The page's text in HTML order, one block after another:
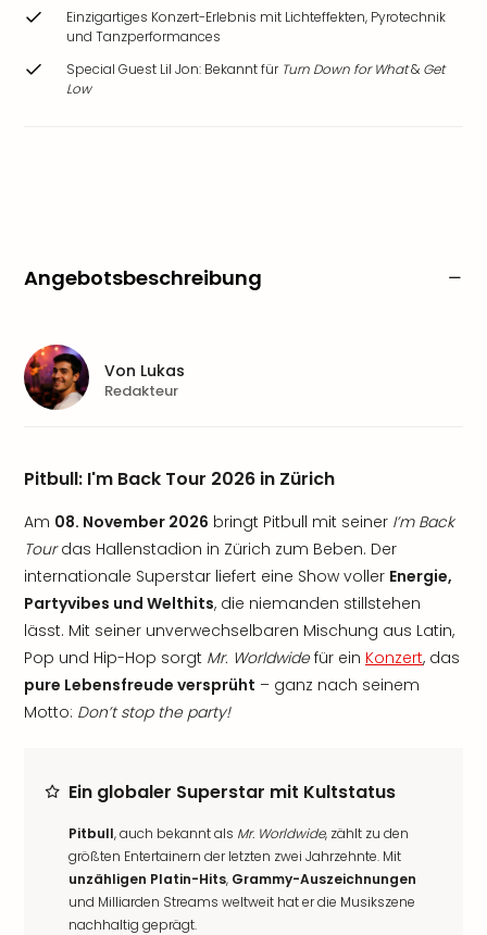
Einzigartiges Konzert-Erlebnis mit Lichteffekten, Pyrotechnik
und Tanzperformances
Special Guest Lil Jon: Bekannt für Turn Down for What& Get
Low
Angebotsbeschreibung
Pitbull: I'm Back Tour 2026 in Zürich
Am 08. November 2026 bringt Pitbull mit seiner I’m Back
Tourdas Hallenstadion in Zürich zum Beben. Der
internationale Superstar liefert eine Show voller Energie,
Partyvibes und Welthits, die niemanden stillstehen
lässt. Mit seiner unverwechselbaren Mischung aus Latin,
Pop und Hip-Hop sorgt Mr. Worldwidefür ein Konzert, das
pure Lebensfreude versprüht – ganz nach seinem
Motto: Don’t stop the party!
Ein globaler Superstar mit Kultstatus
Pitbull, auch bekannt als Mr. Worldwide, zählt zu den
größten Entertainern der letzten zwei Jahrzehnte. Mit
unzähligen Platin-Hits, Grammy-Auszeichnungen
und Milliarden Streams weltweit hat er die Musikszene
nachhaltig geprägt.
Von Lukas
Redakteur